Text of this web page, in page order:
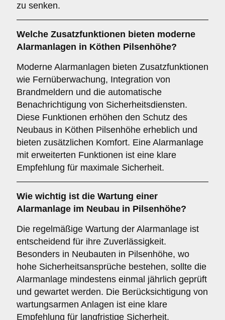
zu senken.
Welche Zusatzfunktionen bieten moderne
Alarmanlagen in Köthen Pilsenhöhe?
Moderne Alarmanlagen bieten Zusatzfunktionen
wie Fernüberwachung, Integration von
Brandmeldern und die automatische
Benachrichtigung von Sicherheitsdiensten.
Diese Funktionen erhöhen den Schutz des
Neubaus in Köthen Pilsenhöhe erheblich und
bieten zusätzlichen Komfort. Eine Alarmanlage
mit erweiterten Funktionen ist eine klare
Empfehlung für maximale Sicherheit.
Wie wichtig ist die Wartung einer
Alarmanlage im Neubau in Pilsenhöhe?
Die regelmäßige Wartung der Alarmanlage ist
entscheidend für ihre Zuverlässigkeit.
Besonders in Neubauten in Pilsenhöhe, wo
hohe Sicherheitsansprüche bestehen, sollte die
Alarmanlage mindestens einmal jährlich geprüft
und gewartet werden. Die Berücksichtigung von
wartungsarmen Anlagen ist eine klare
Empfehlung für langfristige Sicherheit.